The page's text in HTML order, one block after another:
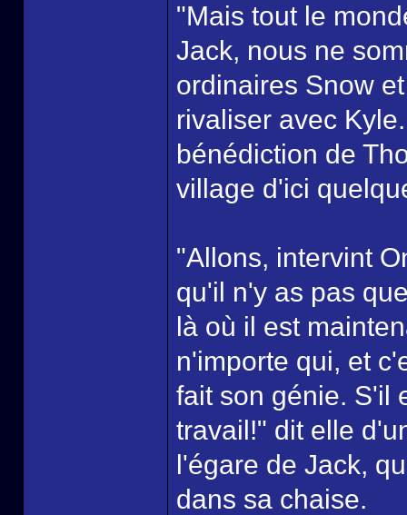
"Mais tout le
Jack, nous ne
ordinaires Snow
rivaliser avec
bénédiction de
village d'ici
"Allons, intervint
qu'il n'y as pas
là où il est
n'importe qui, et
fait son génie. S'il
travail!" dit elle
l'égare de Jack,
dans sa chaise.